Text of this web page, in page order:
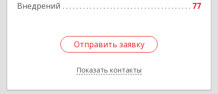
Внедрений 77
Отправить заявку
Показать контакты
Подробнее
Отправить заявку
Назад